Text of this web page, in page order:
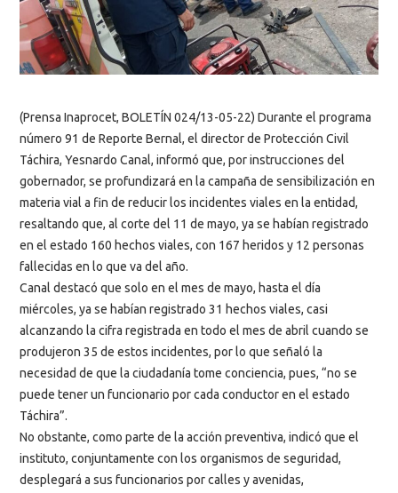
(Prensa Inaprocet, BOLETÍN 024/13-05-22) Durante el programa
número 91 de Reporte Bernal, el director de Protección Civil
Táchira, Yesnardo Canal, informó que, por instrucciones del
gobernador, se profundizará en la campaña de sensibilización en
materia vial a fin de reducir los incidentes viales en la entidad,
resaltando que, al corte del 11 de mayo, ya se habían registrado
en el estado 160 hechos viales, con 167 heridos y 12 personas
fallecidas en lo que va del año.
Canal destacó que solo en el mes de mayo, hasta el día
miércoles, ya se habían registrado 31 hechos viales, casi
alcanzando la cifra registrada en todo el mes de abril cuando se
produjeron 35 de estos incidentes, por lo que señaló la
necesidad de que la ciudadanía tome conciencia, pues, “no se
puede tener un funcionario por cada conductor en el estado
Táchira”.
No obstante, como parte de la acción preventiva, indicó que el
instituto, conjuntamente con los organismos de seguridad,
desplegará a sus funcionarios por calles y avenidas,